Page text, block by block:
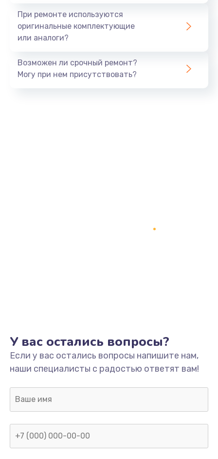
Заказать
Заказать
1045 руб.
Заказать
Заказать
Ремонт цепей питания
При ремонте используются
оригинальные комплектующие
или аналоги?
Возможен ли срочный ремонт?
Могу при нем присутствовать?
У вас остались вопросы?
Если у вас остались вопросы напишите нам,
наши специалисты с радостью ответят вам!